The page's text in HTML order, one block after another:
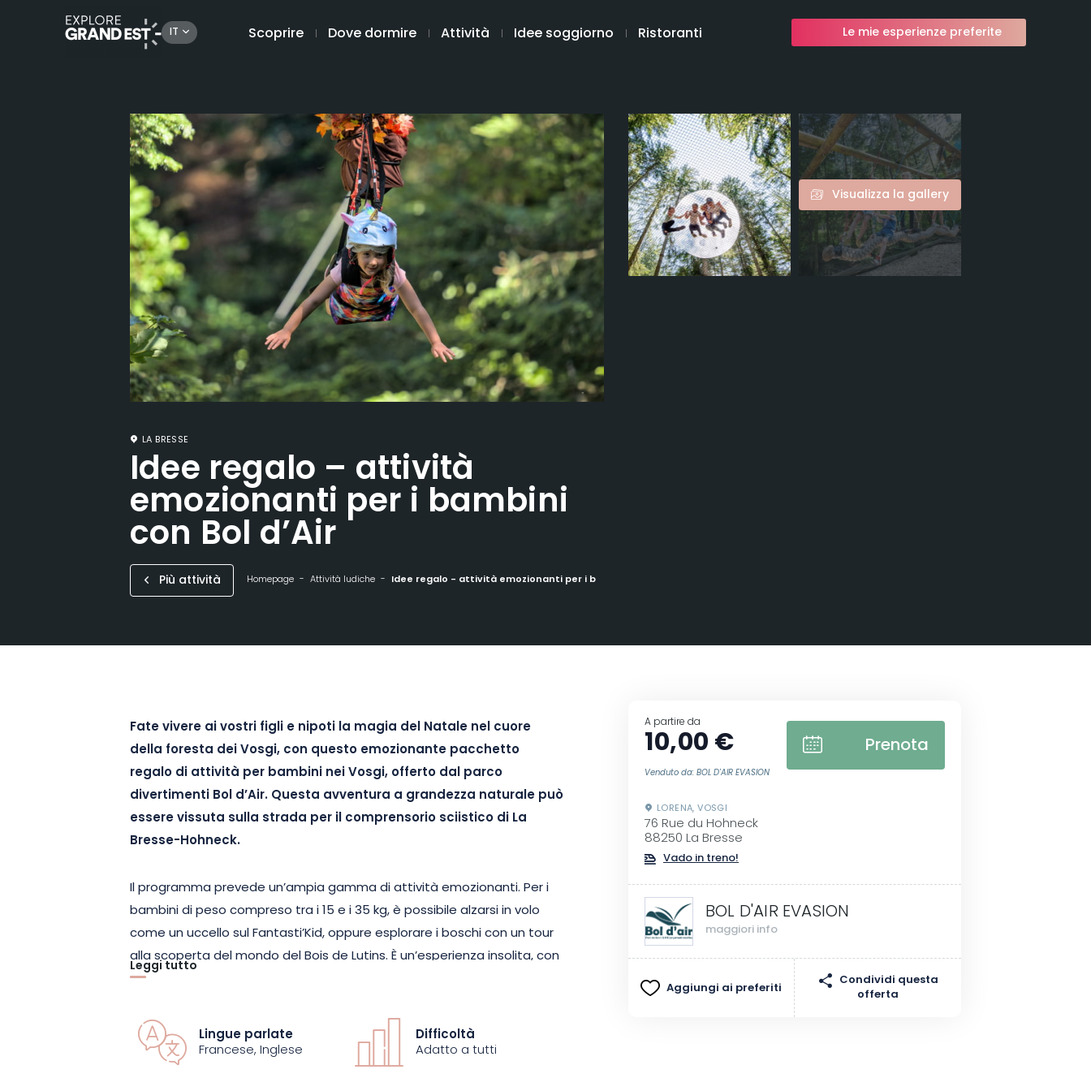
IT Scoprire Dove dormire Attività Idee soggiorno Ristoranti Le mie esperienze preferite
Visualizza la gallery
LA BRESSE
Idee regalo – attività
emozionanti per i bambini
con Bol d’Air
Più attività Homepage Attività ludiche Idee regalo - attività emozionanti per i bambini con Bol d'Air
Fate vivere ai vostri figli e nipoti la magia del Natale nel cuore
della foresta dei Vosgi, con questo emozionante pacchetto
regalo di attività per bambini nei Vosgi, offerto dal parco
divertimenti Bol d’Air. Questa avventura a grandezza naturale può
essere vissuta sulla strada per il comprensorio sciistico di La
Bresse-Hohneck.
Il programma prevede un’ampia gamma di attività emozionanti. Per i
bambini di peso compreso tra i 15 e i 35 kg, è possibile alzarsi in volo
come un uccello sul Fantasti’Kid, oppure esplorare i boschi con un tour
alla scoperta del mondo del Bois de Lutins. È un’esperienza insolita, con
reti e capanne che si affacciano su una serie di giochi tra cui trampolini
percorsi tra gli alberi, sui sentieri a piedi nudi o nel Big Air Jump.
Questa formula offre ai bambini il piacere di divertirsi all’aperto, nel
Leggi tutto
Lingue parlate
Francese, Inglese
Difficoltà
Adatto a tutti
A partire da
10,00 €
Venduto da: BOL D'AIR EVASION
Prenota
LORENA, VOSGI
76 Rue du Hohneck
88250 La Bresse
Vado in treno!
BOL D'AIR EVASION
maggiori info
Aggiungi ai preferiti
Condividi questa
offerta